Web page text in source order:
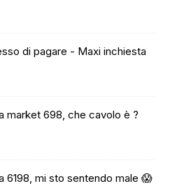
di pagare - Maxi inchiesta
market 698, che cavolo è ?
6198, mi sto sentendo male 😱